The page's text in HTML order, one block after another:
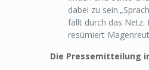
dabei zu
fällt durch das Netz.
resümiert
Die Pressemitteilung